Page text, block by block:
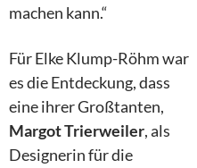
machen kann.“
Für Elke Klump-Röhm war
es die Entdeckung, dass
eine ihrer Großtanten,
Margot Trierweiler, als
Designerin für die